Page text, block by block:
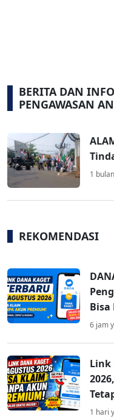
BERITA DAN
PENGAWASAN
1
REKOMENDASI
Bisa
6 jam
Link
1 hari